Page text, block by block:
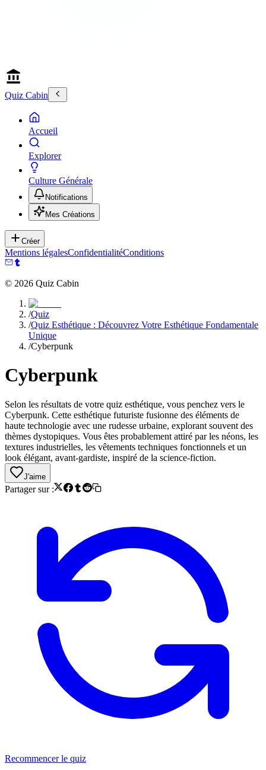
Quiz Cabin
Accueil
Explorer
Culture Générale
Notifications
Mes Créations
Créer
Mentions légalesConfidentialitéConditions
© 2026 Quiz Cabin
/Quiz
/Quiz Esthétique : Découvrez Votre Esthétique Fondamentale
Unique
/Cyberpunk
Cyberpunk
Selon les résultats de votre quiz esthétique, vous penchez vers le
Cyberpunk. Cette esthétique futuriste fusionne des éléments de
haute technologie avec une rudesse urbaine, explorant souvent des
thèmes dystopiques. Vous êtes probablement attiré par les néons, les
textures industrielles, les vêtements techniques fonctionnels et un
look élégant, avant-gardiste, inspiré de la science-fiction.
J'aime
Partager sur :
Recommencer le quiz